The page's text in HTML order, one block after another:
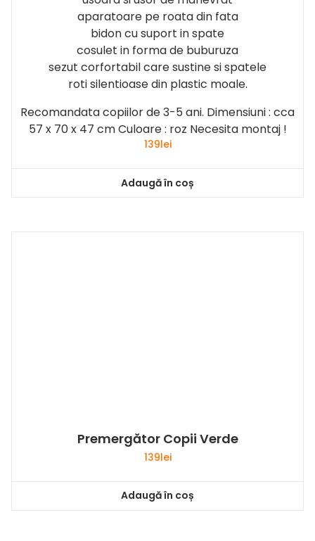
aparatoare pe roata din fata
bidon cu suport in spate
cosulet in forma de buburuza
sezut corfortabil care sustine si spatele
roti silentioase din plastic moale.
Recomandata copiilor de 3-5 ani. Dimensiuni : cca
57 x 70 x 47 cm Culoare : roz Necesita montaj !
139lei
Adaugă în coș
Premergător Copii Verde
139lei
Adaugă în coș